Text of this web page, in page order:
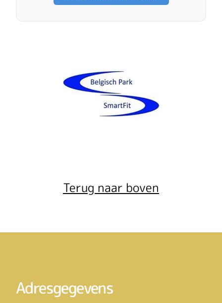
Terug naar boven
Adresgegevens